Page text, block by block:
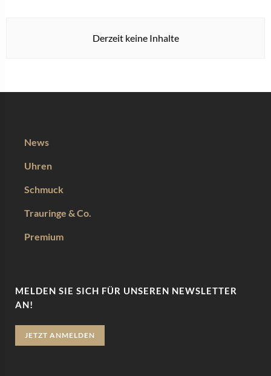
Derzeit keine Inhalte
News
Uhren
Schmuck
Trauringe & Co.
Premium
MELDEN SIE SICH FÜR UNSEREN NEWSLETTER
AN!
JETZT ANMELDEN